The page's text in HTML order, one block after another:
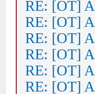
RE: [OT]
RE: [OT]
RE: [OT]
RE: [OT]
RE: [OT]
RE: [OT]